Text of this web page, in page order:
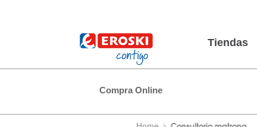
Tiendas
Compra Online